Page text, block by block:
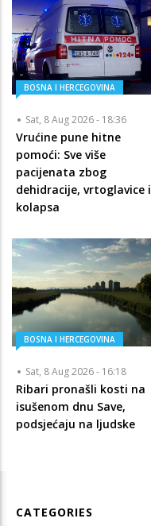
BOSNA I HERCEGOVINA
Sat, 8 Aug 2026 - 18:36
Vrućine pune hitne
pomoći: Sve više
pacijenata zbog
dehidracije, vrtoglavice i
kolapsa
BOSNA I HERCEGOVINA
Sat, 8 Aug 2026 - 16:18
Ribari pronašli kosti na
isušenom dnu Save,
podsjećaju na ljudske
CATEGORIES